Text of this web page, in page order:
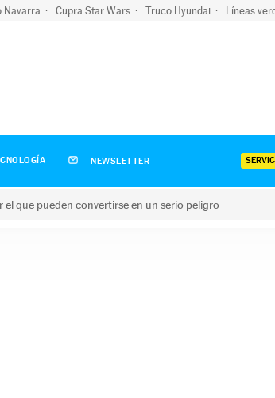
Navarra Cupra Star Wars Truco Hyundai Líneas
NEWSLETTER
el que pueden convertirse en un serio peligro